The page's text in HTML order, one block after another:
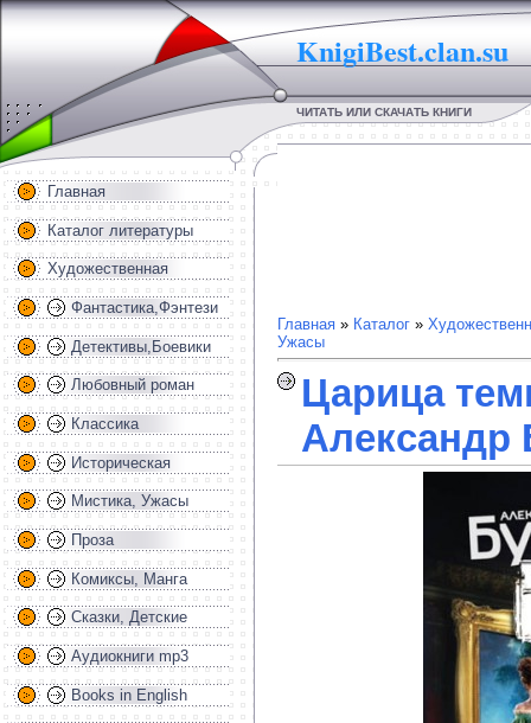
KnigiBest.clan.su
ЧИТАТЬ ИЛИ СКАЧАТЬ КНИГИ
Главная
Каталог литературы
Художественная
Фантастика,Фэнтези
Детективы,Боевики
Любовный роман
Классика
Историческая
Мистика, Ужасы
Проза
Комиксы, Манга
Сказки, Детские
Аудиокниги mp3
Books in English
Главная » Каталог »
Ужасы
Царица
Александр